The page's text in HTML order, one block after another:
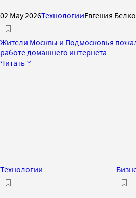
02 May 2026ТехнологииЕвгения
Жители Москвы и Подмосковья
работе домашнего интернета
Читать
Технологии